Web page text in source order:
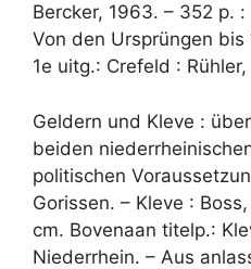
Bercker, 1963. – 352 p.
Von den Ursprüngen
1e uitg.: Crefeld :
Geldern und Kleve :
beiden
politischen
Gorissen. – Kleve :
cm. Bovenaan titelp.:
Niederrhein. – Aus